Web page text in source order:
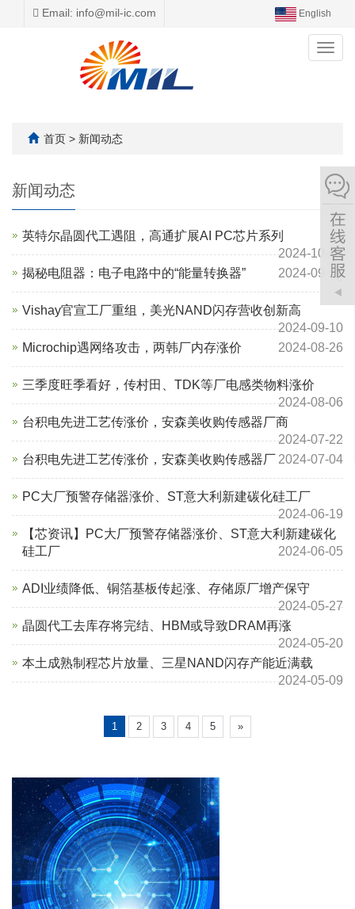
Email: info@mil-ic.com English
首页 > 新闻动态
新闻动态
英特尔晶圆代工遇阻，高通扩展AI PC芯片系列
2024-10-10
揭秘电阻器：电子电路中的“能量转换器”
2024-09-27
Vishay官宣工厂重组，美光NAND闪存营收创新高
2024-09-10
Microchip遇网络攻击，两韩厂内存涨价
2024-08-26
三季度旺季看好，传村田、TDK等厂电感类物料涨价
2024-08-06
台积电先进工艺传涨价，安森美收购传感器厂商
2024-07-22
台积电先进工艺传涨价，安森美收购传感器厂 2024-07-04
PC大厂预警存储器涨价、ST意大利新建碳化硅工厂
2024-06-19
【芯资讯】PC大厂预警存储器涨价、ST意大利新建碳化
硅工厂
2024-06-05
ADI业绩降低、铜箔基板传起涨、存储原厂增产保守
2024-05-27
晶圆代工去库存将完结、HBM或导致DRAM再涨
2024-05-20
本土成熟制程芯片放量、三星NAND闪存产能近满载
2024-05-09
1 2 3 4 5 »